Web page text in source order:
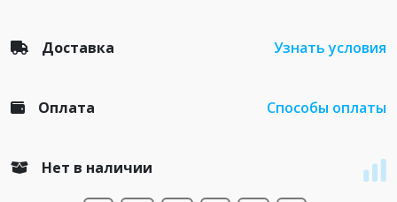
Доставка Узнать условия
Оплата Способы оплаты
Нет в наличии